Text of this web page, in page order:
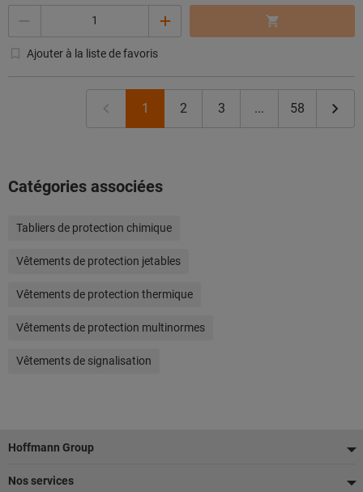
Ajouter à la liste de favoris
1 2 3 ... 58
Catégories associées
Tabliers de protection chimique
Vêtements de protection jetables
Vêtements de protection thermique
Vêtements de protection multinormes
Vêtements de signalisation
Pied
de
Hoffmann Group
Nos services